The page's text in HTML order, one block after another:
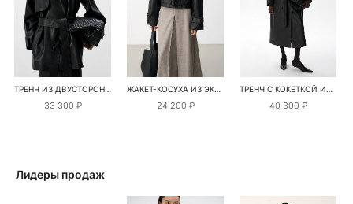
ТРЕНЧ ИЗ ДВУСТОРОННЕЙ ЭКОКОЖИ
33 300 ₽
ЖАКЕТ-КОСУХА ИЗ ЭКОКОЖИ
24 200 ₽
ТРЕНЧ С КОКЕТКОЙ ИЗ ЭКОКОЖИ
40 300 ₽
Лидеры продаж